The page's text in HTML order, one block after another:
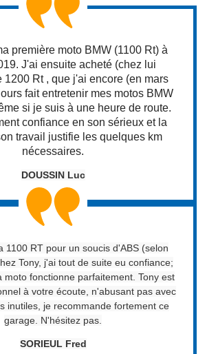
première moto BMW (1100 Rt) à
J'ai ensuite acheté (chez lui
1200 Rt , que j'ai encore (en mars
fait entretenir mes motos BMW
si je suis à une heure de route.
confiance en son sérieux et la
travail justifie les quelques km
nécessaires.
DOUSSIN Luc
1100 RT pour un soucis d'ABS (selon
Tony, j'ai tout de suite eu confiance;
moto fonctionne parfaitement. Tony est
à votre écoute, n'abusant pas avec
inutiles, je recommande fortement ce
garage. N'hésitez pas.
SORIEUL Fred